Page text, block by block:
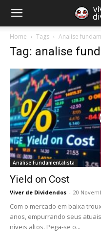
Home Tags Analise
Tag: analise
Análise Fundamentalista
Yield on Cost
Viver de Dividendos - 20
Com o mercado em baixa
anos, empurrando seus
níveis altos. Pega-se o...